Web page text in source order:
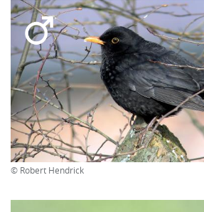
© Robert Hendrick